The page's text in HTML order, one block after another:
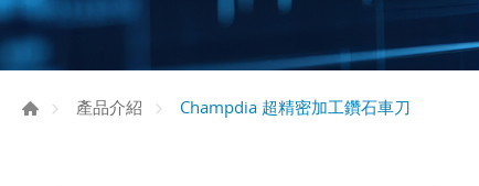
產品介紹 Champdia 超精密加工鑽石車刀